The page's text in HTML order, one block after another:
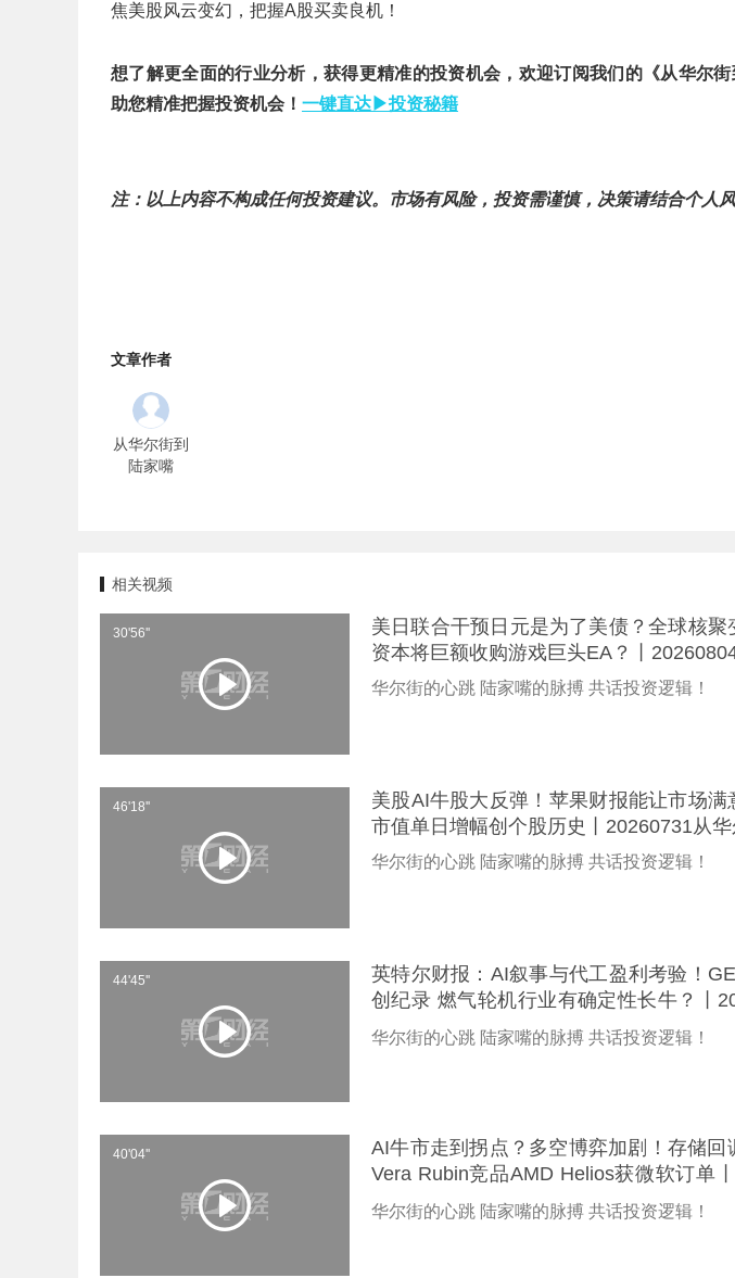
焦美股风云变幻，把握A股买卖良机！
想了解更全面的行业分析，获得更精准的投资机会，欢迎订阅我们的《从华尔街
助您精准把握投资机会！ 一键直达▶投资秘籍
注：以上内容不构成任何投资建议。市场有风险，投资需谨慎，决策请结合个人
文章作者
从华尔街到
陆家嘴
相关视频
30'56''
美日联合干预日元是为了美债？全球核
资本将巨额收购游戏巨头EA？丨
华尔街的心跳 陆家嘴的脉搏 共话投资逻辑！
46'18''
美股AI牛股大反弹！苹果财报能让市场
市值单日增幅创个股历史丨20260731从
华尔街的心跳 陆家嘴的脉搏 共话投资逻辑！
44'45''
英特尔财报：AI叙事与代工盈利考验！
创纪录 燃气轮机行业有确定性长牛？丨
家嘴
华尔街的心跳 陆家嘴的脉搏 共话投资逻辑！
40'04''
AI牛市走到拐点？多空博弈加剧！存储回
Vera Rubin竞品AMD Helios获微软订单
陆家嘴
华尔街的心跳 陆家嘴的脉搏 共话投资逻辑！